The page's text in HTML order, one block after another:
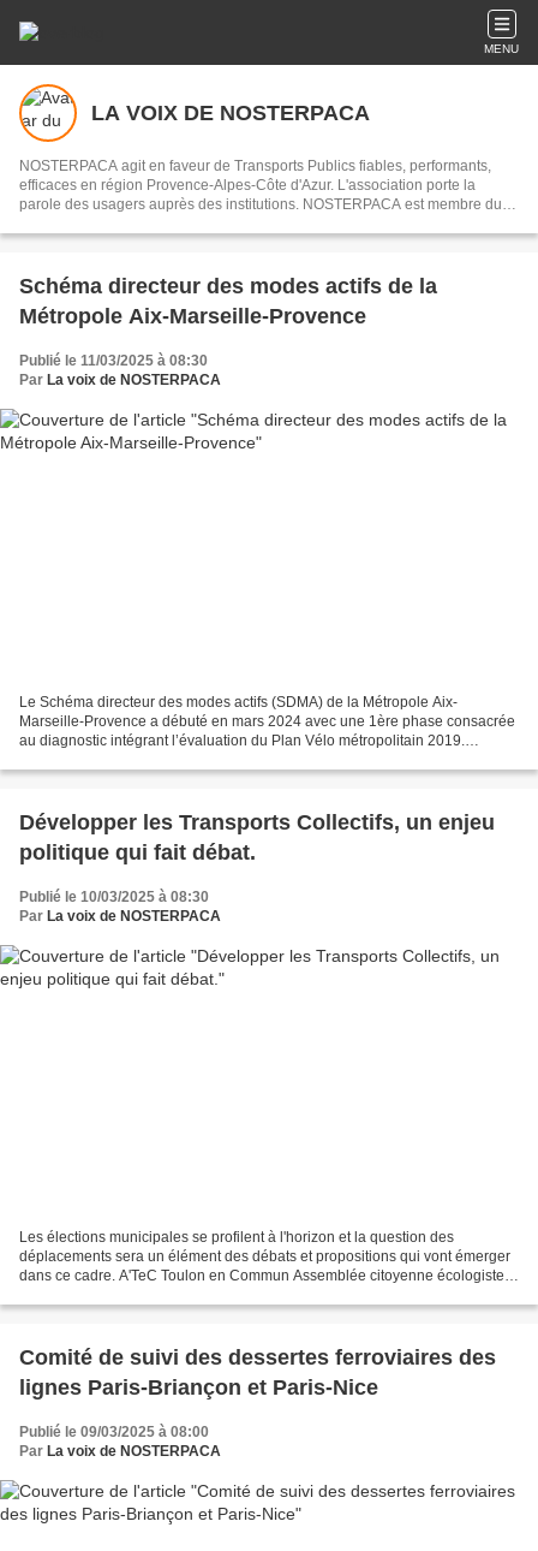
MENU
LA VOIX DE NOSTERPACA
NOSTERPACA agit en faveur de Transports Publics fiables, performants,
efficaces en région Provence-Alpes-Côte d'Azur. L'association porte la
parole des usagers auprès des institutions. NOSTERPACA est membre du
Schéma directeur des modes actifs de la
Métropole Aix-Marseille-Provence
Publié le 11/03/2025 à 08:30
Par La voix de NOSTERPACA
Le Schéma directeur des modes actifs (SDMA) de la Métropole Aix-
Marseille-Provence a débuté en mars 2024 avec une 1ère phase consacrée
au diagnostic intégrant l’évaluation du Plan Vélo métropolitain 2019.
Développer les Transports Collectifs, un enjeu
politique qui fait débat.
Publié le 10/03/2025 à 08:30
Par La voix de NOSTERPACA
Les élections municipales se profilent à l'horizon et la question des
déplacements sera un élément des débats et propositions qui vont émerger
dans ce cadre. A'TeC Toulon en Commun Assemblée citoyenne écologiste,
Comité de suivi des dessertes ferroviaires des
lignes Paris-Briançon et Paris-Nice
Publié le 09/03/2025 à 08:00
Par La voix de NOSTERPACA